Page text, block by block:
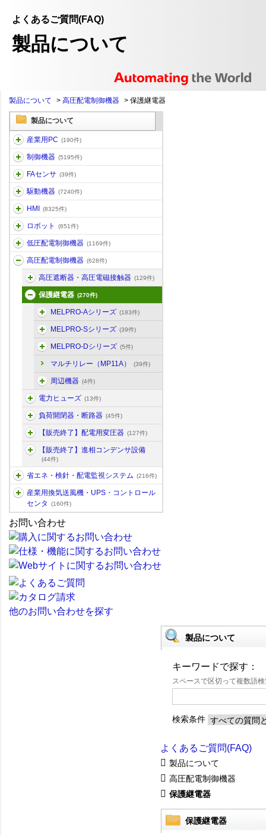
よくあるご質問(FAQ)
製品について
製品について > 高圧配電制御機器 > 保護継電器
製品について
産業用PC (190件)
制御機器 (5195件)
FAセンサ (39件)
駆動機器 (7240件)
HMI (8325件)
ロボット (651件)
低圧配電制御機器 (1169件)
高圧配電制御機器 (628件)
高圧遮断器・高圧電磁接触器 (129件)
保護継電器 (270件)
MELPRO-Aシリーズ (183件)
MELPRO-Sシリーズ (39件)
MELPRO-Dシリーズ (5件)
マルチリレー（MP11A） (39件)
周辺機器 (4件)
電力ヒューズ (13件)
負荷開閉器・断路器 (45件)
【販売終了】配電用変圧器 (127件)
【販売終了】進相コンデンサ設備
(44件)
省エネ・検針・配電監視システム (216件)
産業用換気送風機・UPS・コントロール
センタ
(160件)
お問い合わせ
他のお問い合わせを探す
製品について
キーワードで探す：
スペースで区切って複数語
検索条件
よくあるご質問(FAQ)
製品について
高圧配電制御機器
保護継電器
保護継電器